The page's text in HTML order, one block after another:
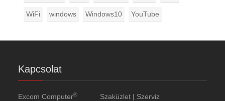
WiFi windows Windows10 YouTube
Kapcsolat
Excom Computer® Szaküzlet | Szerviz